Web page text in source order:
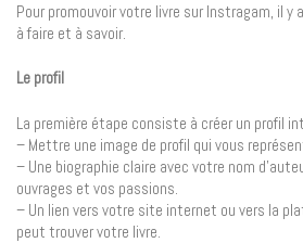
Pour promouvoir votre livre sur Instragam, il
à faire et à savoir.
Le profil
La première étape consiste à créer un profil
– Mettre une image de profil qui vous
– Une biographie claire avec votre nom
ouvrages et vos passions.
– Un lien vers votre site internet ou vers la
peut trouver votre livre.